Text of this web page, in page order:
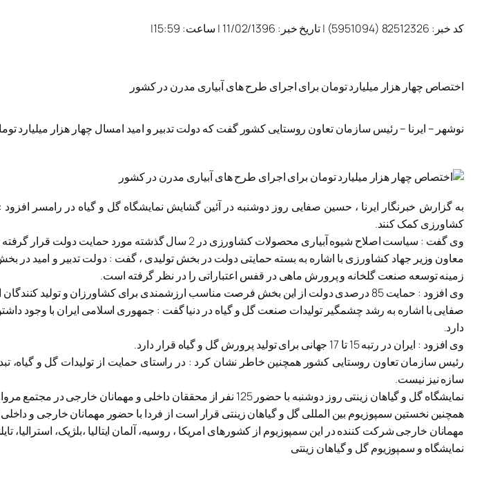
کد خبر: 82512326 (5951094)
|تاریخ خبر: 11/02/1396
| ساعت: 15:59
|
اختصاص چهار هزار میلیارد تومان برای اجرای طرح های آبیاری مدرن در کشور
نوشهر – ایرنا – رئیس سازمان تعاون روستایی کشور گفت که دولت تدبیر و امید امسال چهار هزار
به گزارش خبرنگار ایرنا ، حسین صفایی روز دوشنبه در آئین گشایش نمایشگاه گل و گیاه در رامسر
کشاورزی کمک کنند.
وی گفت : سیاست اصلاح شیوه آبیاری محصولات کشاورزی در 2 سال گذشته مورد حمایت دولت قرار گرفته بود و امسال نیز این روند ادامه خواهد داشت.
معاون وزیر جهاد کشاورزی با اشاره به بسته حمایتی دولت در بخش تولیدی ، گفت : دولت تدبیر و امید در
زمینه توسعه صنعت گلخانه و پرورش ماهی در قفس اعتباراتی را در نظر گرفته است.
وی افزود : حمایت 85 درصدی دولت از این بخش فرصت مناسب ارزشمندی برای کشاورزان و تولید کنندگان این بخش برای اجرای طرح های ابیاری مدرن است.
صفایی با اشاره به رشد چشمگیر تولیدات صنعت گل و گیاه در دنیا گفت : جمهوری اسلامی ایران با وجود
دارد.
وی افزود : ایران در رتبه 15 تا 17 جهانی برای تولید پرورش گل و گیاه قرار دارد.
رئیس سازمان تعاون روستایی کشور همچنین خاطر نشان کرد : در راستای حمایت از تولیدات گل و گیاه،
سازه نیز نیست.
نمایشگاه گل و گیاهان زینتی روز دوشنبه با حضور 125 نفر از محققان داخلی و مهمانان خارجی در مجتمع مروارید سبز رامسر آغاز به کار کرد.
همچنین نخستین سمپوزیوم بین المللی گل و گیاهان زینتی قرار است از فردا با حضور مهمانان خارجی و داخلی
مهمانان خارجی شرکت کننده در این سمپوزیوم از کشورهای امریکا ، روسیه، آلمان ایتالیا ،بلژیک، استرالیا،
نمایشگاه و سمپوزیوم گل و گیاهان زینتی